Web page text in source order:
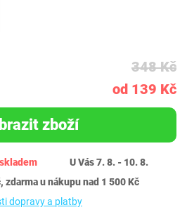
348 Kč
od 139 Kč
zboží
U Vás 7. 8. - 10. 8.
zdarma u nákupu nad 1 500 Kč
dopravy a platby